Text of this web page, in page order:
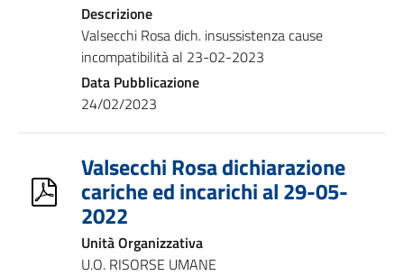
Descrizione
Valsecchi Rosa dich. insussistenza cause
incompatibilità al 23-02-2023
Data Pubblicazione
24/02/2023
Valsecchi Rosa dichiarazione
cariche ed incarichi al 29-05-
2022
Unità Organizzativa
U.O. RISORSE UMANE